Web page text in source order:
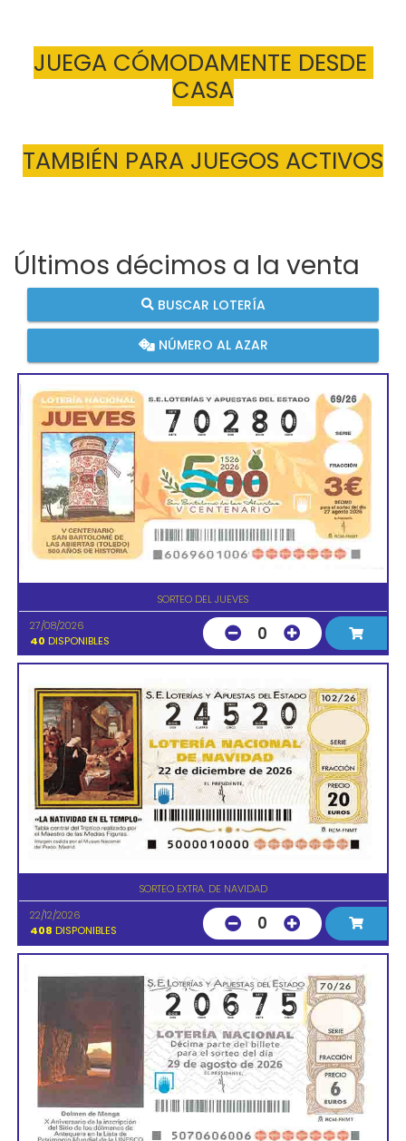
JUEGA CÓMODAMENTE DESDE
CASA
TAMBIÉN PARA JUEGOS ACTIVOS
Últimos décimos a la venta
BUSCAR LOTERÍA
NÚMERO AL AZAR
SORTEO DEL JUEVES
27/08/2026
40 DISPONIBLES 0
SORTEO EXTRA. DE NAVIDAD
22/12/2026
408 DISPONIBLES 0